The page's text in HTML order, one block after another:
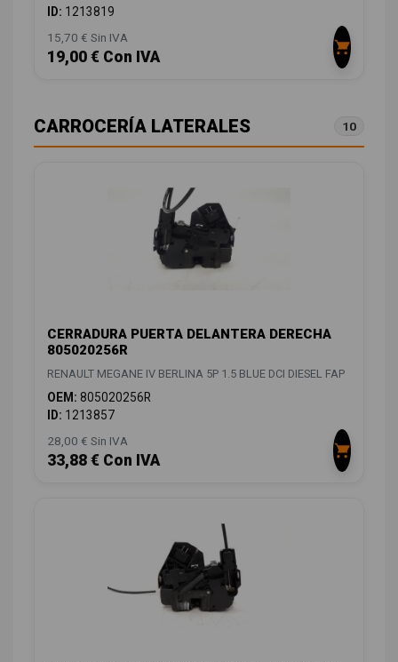
ID: 1213819
15,70 € Sin IVA
19,00 € Con IVA
CARROCERÍA LATERALES 10
CERRADURA PUERTA DELANTERA DERECHA
805020256R
RENAULT MEGANE IV BERLINA 5P 1.5 BLUE DCI DIESEL FAP
OEM: 805020256R
ID: 1213857
28,00 € Sin IVA
33,88 € Con IVA